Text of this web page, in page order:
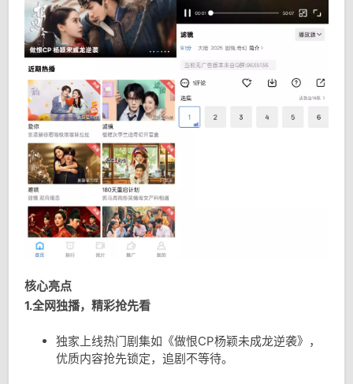
核心亮点
1.全网独播，精彩抢先看
独家上线热门剧集如《做恨CP杨颖未成龙逆袭》，
优质内容抢先锁定，追剧不等待。